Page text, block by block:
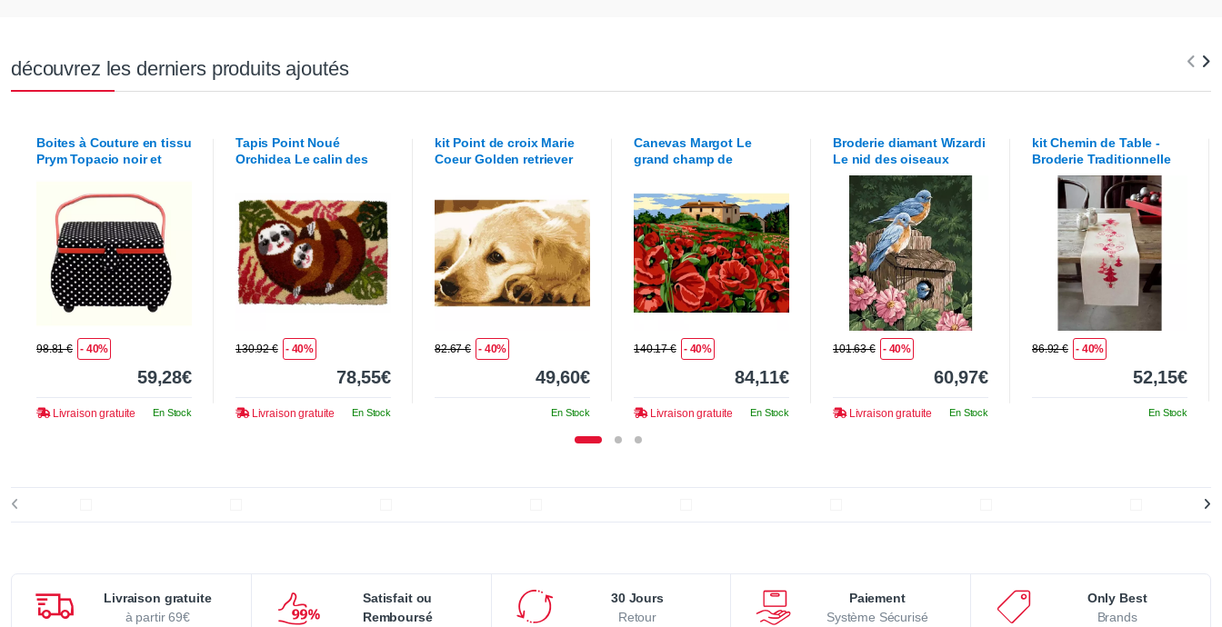
découvrez les derniers produits ajoutés
Boites à Couture en tissu
PrymTopacio noir et
98.81 € - 40%
59,28€
Livraison gratuite En Stock
Tapis Point Noué
OrchideaLe calin des
130.92 € - 40%
78,55€
Livraison gratuite En Stock
kit Point de croix Marie
CoeurGolden retriever
82.67 € - 40%
49,60€
En Stock
Canevas Margot Le
grand champ de
140.17 € - 40%
84,11€
Livraison gratuite En Stock
Broderie diamant Wizardi
Le nid des oiseaux
101.63 € - 40%
60,97€
Livraison gratuite En Stock
kit Chemin de Table -
Broderie Traditionnelle
VervacoLes sapins
rouges
86.92 € - 40%
52,15€
En Stock
Livraison gratuite
à partir 69€
Satisfait ou
Remboursé
30 Jours
Retour
Paiement
Système Sécurisé
Only Best
Brands